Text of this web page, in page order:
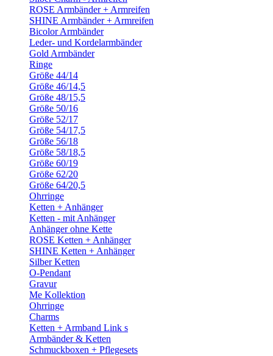
ROSE Armbänder + Armreifen
SHINE Armbänder + Armreifen
Bicolor Armbänder
Leder- und Kordelarmbänder
Gold Armbänder
Ringe
Größe 44/14
Größe 46/14,5
Größe 48/15,5
Größe 50/16
Größe 52/17
Größe 54/17,5
Größe 56/18
Größe 58/18,5
Größe 60/19
Größe 62/20
Größe 64/20,5
Ohrringe
Ketten + Anhänger
Ketten - mit Anhänger
Anhänger ohne Kette
ROSE Ketten + Anhänger
SHINE Ketten + Anhänger
Silber Ketten
O-Pendant
Gravur
Me Kollektion
Ohrringe
Charms
Ketten + Armband Link s
Armbänder & Ketten
Schmuckboxen + Pflegesets